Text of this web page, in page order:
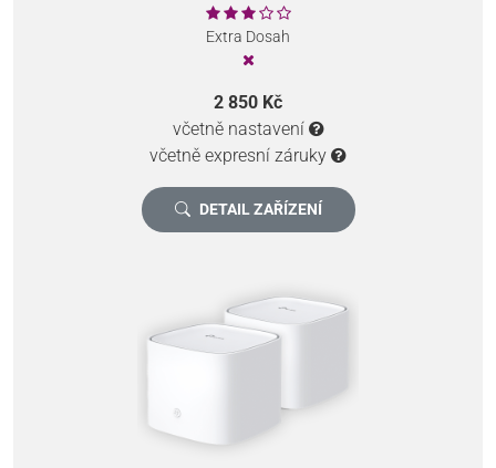
Extra Dosah
2 850 Kč
včetně nastavení
včetně expresní záruky
DETAIL ZAŘÍZENÍ